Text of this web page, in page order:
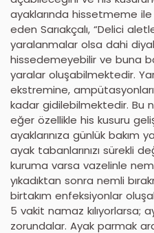
ayaklarında hissetmeme
eden Sarıakçalı, “Delici
yaralanmalar olsa dahi
hissedemeyebilir ve buna
yaralar oluşabilmektedir.
ekstremine,
kadar gidilebilmektedir. Bu
eğer özellikle his kusuru
ayaklarınıza günlük bakım
ayak tabanlarınızı sürekli
kuruma varsa vazelinle
yıkadıktan sonra nemli
birtakım enfeksiyonlar
5 vakit namaz kılıyorlarsa;
zorundalar. Ayak parmak